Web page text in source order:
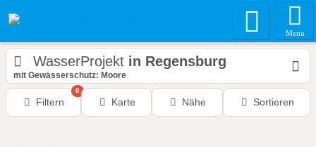
Menu
WasserProjekt in Regensburg
mit Gewässerschutz: Moore
Filtern
0
Karte Nähe Sortieren